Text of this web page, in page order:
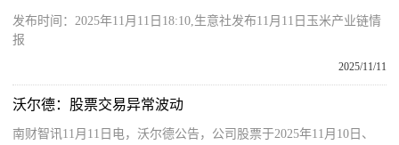
发布时间：2025年11月11日18:10,生意社发布11月11日玉米产业链情
报
2025/11/11
沃尔德：股票交易异常波动
南财智讯11月11日电，沃尔德公告，公司股票于2025年11月10日、